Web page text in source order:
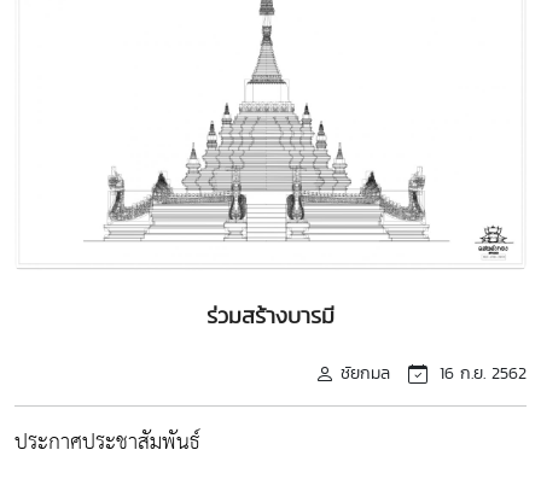
ร่วมสร้างบารมี
ชัยกมล 16 ก.ย. 2562
ประกาศประชาสัมพันธ์